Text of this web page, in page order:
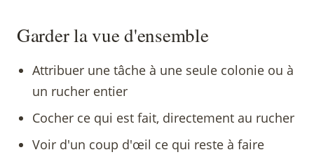
Garder la vue d'ensemble
Attribuer une tâche à une seule colonie ou à
un rucher entier
Cocher ce qui est fait, directement au rucher
Voir d'un coup d'œil ce qui reste à faire